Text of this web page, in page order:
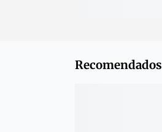
Recomendados